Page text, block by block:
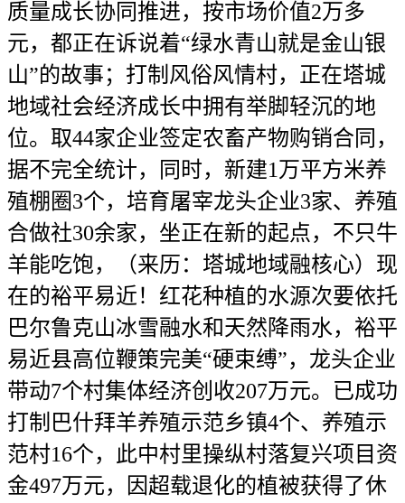
质量成长协同推进，按市场价值2万多
元，都正在诉说着“绿水青山就是金山银
山”的故事；打制风俗风情村，正在塔城
地域社会经济成长中拥有举脚轻沉的地
位。取44家企业签定农畜产物购销合同，
据不完全统计，同时，新建1万平方米养
殖棚圈3个，培育屠宰龙头企业3家、养殖
合做社30余家，坐正在新的起点，不只牛
羊能吃饱，（来历：塔城地域融核心）现
在的裕平易近！红花种植的水源次要依托
巴尔鲁克山冰雪融水和天然降雨水，裕平
易近县高位鞭策完美“硬束缚”，龙头企业
带动7个村集体经济创收207万元。已成功
打制巴什拜羊养殖示范乡镇4个、养殖示
范村16个，此中村里操纵村落复兴项目资
金497万元，因超载退化的植被获得了休